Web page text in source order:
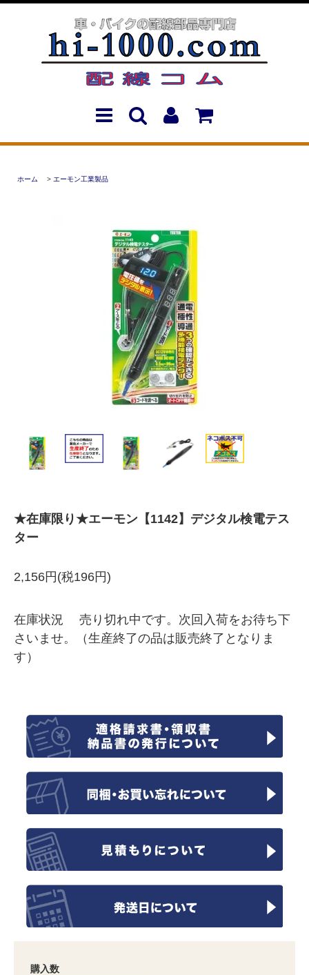
ホーム > エーモン工業製品
★在庫限り★エーモン【1142】デジタル検電テス
ター
2,156円(税196円)
在庫状況 売り切れ中です。次回入荷をお待ち下
さいませ。（生産終了の品は販売終了となりま
す）
購入数